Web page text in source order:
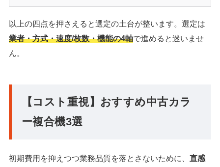
以上の四点を押さえると選定の土台が整います。選定は
業者・方式・速度/枚数・機能の4軸で進めると迷いませ
ん。
【コスト重視】おすすめ中古カラ
ー複合機3選
初期費用を抑えつつ業務品質を落とさないために、 直感